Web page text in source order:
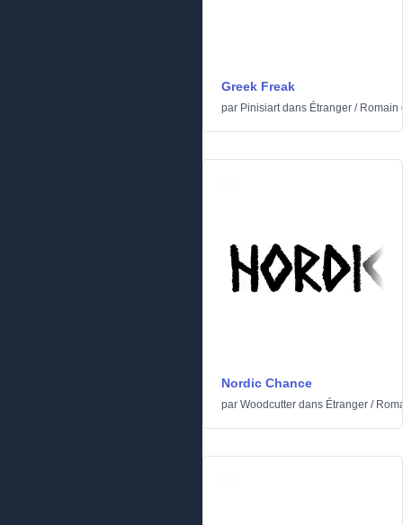
Greek Freak
par Pinisiartdans Étranger / Romain
Nordic Chance
par Woodcutter dans Étranger /